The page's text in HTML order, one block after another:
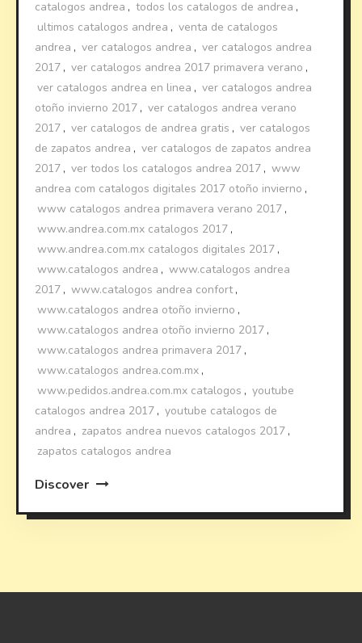
catalogos andrea , todos los catalogos de andrea ,
ultimos catalogos andrea , venta de catalogos
andrea , ver catalogos andrea , ver catalogos andrea
2017 , ver catalogos andrea 2017 primavera verano ,
ver catalogos andrea en linea , ver catalogos andrea
otoño invierno 2017 , ver catalogos andrea verano
2017 , ver catalogos de andrea gratis , ver catalogos
de zapatos andrea , ver catalogos de zapatos andrea
2017 , ver todos los catalogos andrea 2017 , www
andrea com catalogos digitales 2017 otoño invierno ,
www catalogos andrea primavera verano 2017 ,
www.andrea.com.mx catalogos 2017 ,
www.andrea.com.mx catalogos digitales 2017 ,
www.catalogos andrea , www.catalogos andrea
2017 , www.catalogos andrea confort,
www.catalogos andrea otoño invierno ,
www.catalogos andrea otoño invierno 2017 ,
www.catalogos andrea primavera 2017 ,
www.catalogos andrea.com.mx ,
www.pedidos.andrea.com.mx catalogos , youtube
catalogos andrea 2017 , youtube catalogos de
andrea , zapatos andrea nuevos catalogos 2017 ,
zapatos catalogos andrea
Discover